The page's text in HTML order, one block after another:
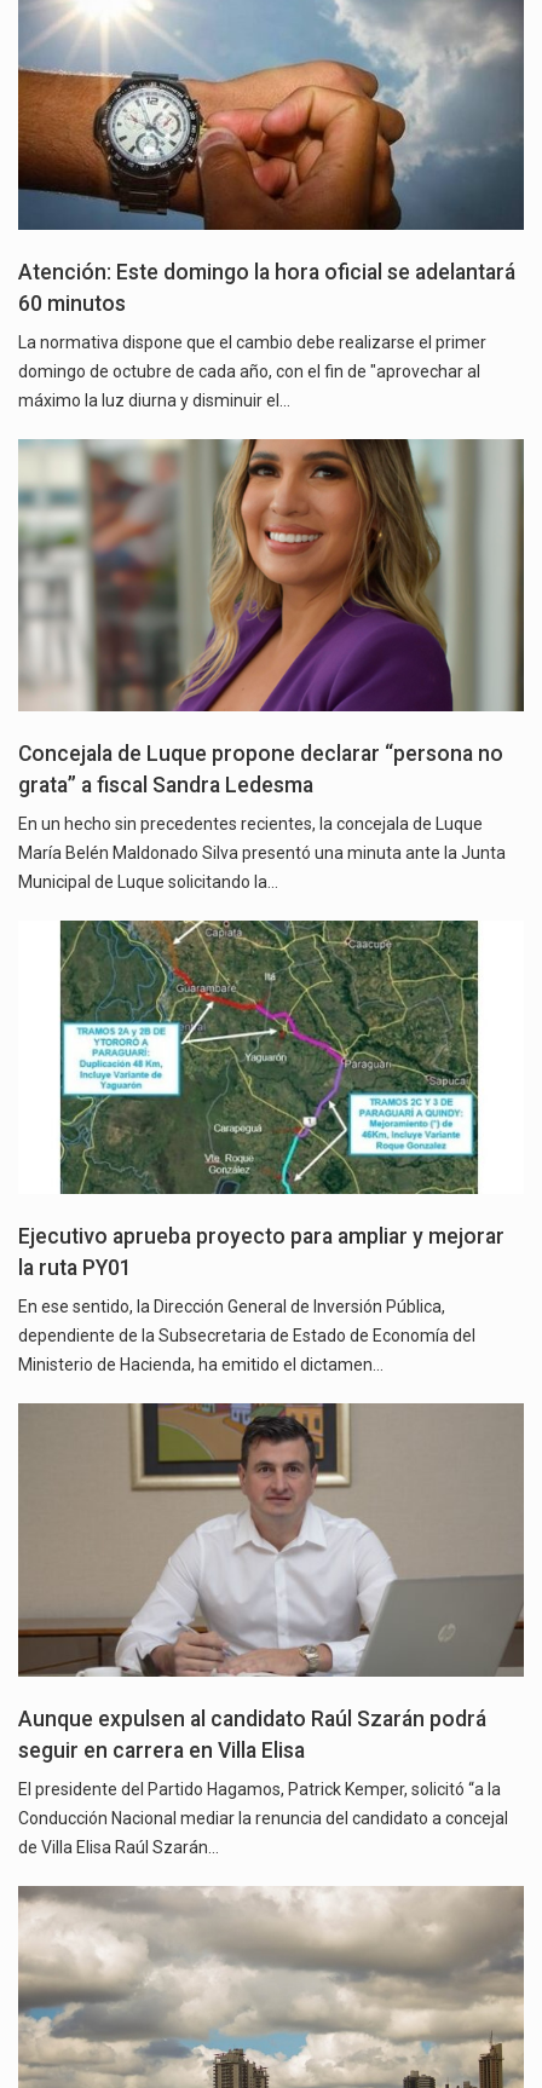
Atención: Este domingo la hora oficial se adelantará
60 minutos
La normativa dispone que el cambio debe realizarse el primer
domingo de octubre de cada año, con el fin de "aprovechar al
máximo la luz diurna y disminuir el…
Concejala de Luque propone declarar “persona no
grata” a fiscal Sandra Ledesma
En un hecho sin precedentes recientes, la concejala de Luque
María Belén Maldonado Silva presentó una minuta ante la Junta
Municipal de Luque solicitando la…
Ejecutivo aprueba proyecto para ampliar y mejorar
la ruta PY01
En ese sentido, la Dirección General de Inversión Pública,
dependiente de la Subsecretaria de Estado de Economía del
Ministerio de Hacienda, ha emitido el dictamen…
Aunque expulsen al candidato Raúl Szarán podrá
seguir en carrera en Villa Elisa
El presidente del Partido Hagamos, Patrick Kemper, solicitó “a la
Conducción Nacional mediar la renuncia del candidato a concejal
de Villa Elisa Raúl Szarán…